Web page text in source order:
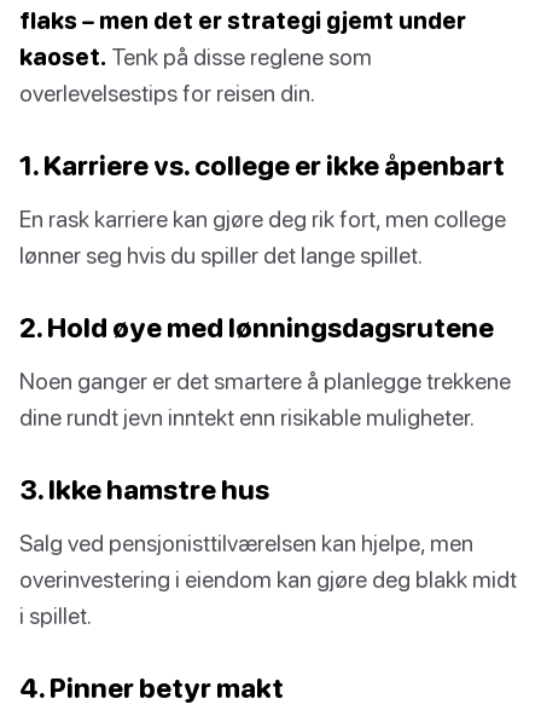
flaks – men det er strategi gjemt under
kaoset. Tenk på disse reglene som
overlevelsestips for reisen din.
1. Karriere vs. college er ikke åpenbart
En rask karriere kan gjøre deg rik fort, men college
lønner seg hvis du spiller det lange spillet.
2. Hold øye med lønningsdagsrutene
Noen ganger er det smartere å planlegge trekkene
dine rundt jevn inntekt enn risikable muligheter.
3. Ikke hamstre hus
Salg ved pensjonisttilværelsen kan hjelpe, men
overinvestering i eiendom kan gjøre deg blakk midt
i spillet.
4. Pinner betyr makt